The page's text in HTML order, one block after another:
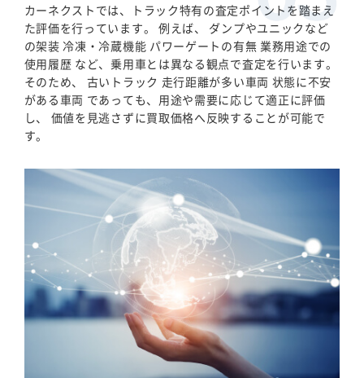
カーネクストでは、トラック特有の査定ポイントを踏まえ
た評価を行っています。 例えば、 ダンプやユニックなど
の架装 冷凍・冷蔵機能 パワーゲートの有無 業務用途での
使用履歴 など、乗用車とは異なる観点で査定を行います。
そのため、 古いトラック 走行距離が多い車両 状態に不安
がある車両 であっても、用途や需要に応じて適正に評価
し、 価値を見逃さずに買取価格へ反映することが可能で
す。